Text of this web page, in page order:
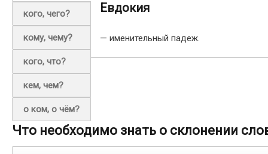
кого, чего?
кому, чему?
кого, что?
кем, чем?
о ком, о чём?
Евдокия
— именительный падеж.
Что необходимо знать о склонении